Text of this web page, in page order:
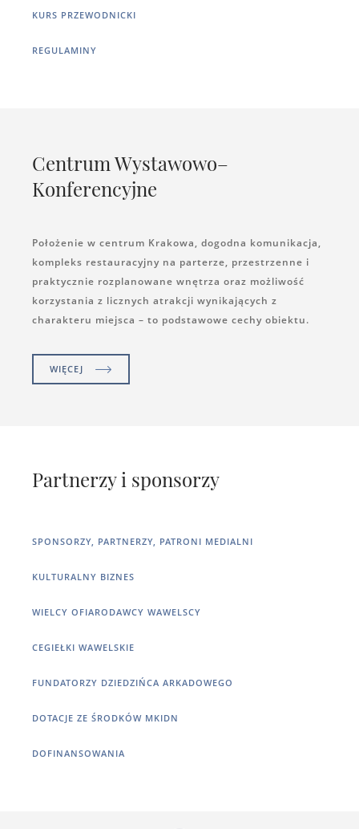
KURS PRZEWODNICKI
REGULAMINY
Centrum Wystawowo–
Konferencyjne
Położenie w centrum Krakowa, dogodna komunikacja,
kompleks restauracyjny na parterze, przestrzenne i
praktycznie rozplanowane wnętrza oraz możliwość
korzystania z licznych atrakcji wynikających z
charakteru miejsca – to podstawowe cechy obiektu.
WIĘCEJ
Partnerzy i sponsorzy
SPONSORZY, PARTNERZY, PATRONI MEDIALNI
KULTURALNY BIZNES
WIELCY OFIARODAWCY WAWELSCY
CEGIEŁKI WAWELSKIE
FUNDATORZY DZIEDZIŃCA ARKADOWEGO
DOTACJE ZE ŚRODKÓW MKIDN
DOFINANSOWANIA